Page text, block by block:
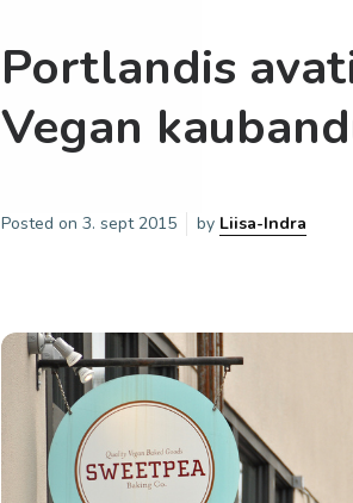
Portlandis
Vegan
Posted on 3. sept 2015 by Liisa-Indra